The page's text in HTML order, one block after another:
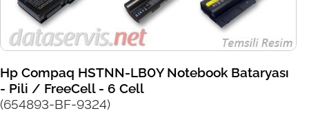
Hp Compaq HSTNN-LB0Y Notebook Bataryası
- Pili / FreeCell - 6 Cell
(654893-BF-9324)